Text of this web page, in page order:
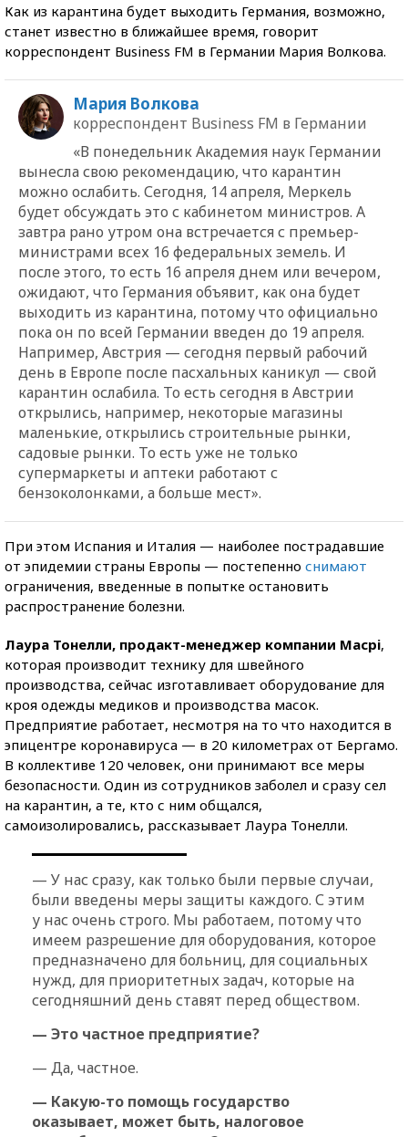
Как из карантина будет выходить Германия, возможно,
станет известно в ближайшее время, говорит
корреспондент Business FM в Германии Мария Волкова.
Мария Волкова
корреспондент Business FM в Германии
«В понедельник Академия наук Германии
вынесла свою рекомендацию, что карантин
можно ослабить. Сегодня, 14 апреля, Меркель
будет обсуждать это с кабинетом министров. А
завтра рано утром она встречается с премьер-
министрами всех 16 федеральных земель. И
после этого, то есть 16 апреля днем или вечером,
ожидают, что Германия объявит, как она будет
выходить из карантина, потому что официально
пока он по всей Германии введен до 19 апреля.
Например, Австрия — сегодня первый рабочий
день в Европе после пасхальных каникул — свой
карантин ослабила. То есть сегодня в Австрии
открылись, например, некоторые магазины
маленькие, открылись строительные рынки,
садовые рынки. То есть уже не только
супермаркеты и аптеки работают с
бензоколонками, а больше мест».
При этом Испания и Италия — наиболее пострадавшие
от эпидемии страны Европы — постепенно снимают
ограничения, введенные в попытке остановить
распространение болезни.
Лаура Тонелли, продакт-менеджер компании Macpi,
которая производит технику для швейного
производства, сейчас изготавливает оборудование для
кроя одежды медиков и производства масок.
Предприятие работает, несмотря на то что находится в
эпицентре коронавируса — в 20 километрах от Бергамо.
В коллективе 120 человек, они принимают все меры
безопасности. Один из сотрудников заболел и сразу сел
на карантин, а те, кто с ним общался,
самоизолировались, рассказывает Лаура Тонелли.
— У нас сразу, как только были первые случаи,
были введены меры защиты каждого. С этим
у нас очень строго. Мы работаем, потому что
имеем разрешение для оборудования, которое
предназначено для больниц, для социальных
нужд, для приоритетных задач, которые на
сегодняшний день ставят перед обществом.
— Это частное предприятие?
— Да, частное.
— Какую-то помощь государство
оказывает, может быть, налоговое